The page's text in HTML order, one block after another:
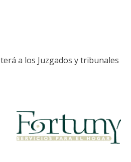
a los Juzgados y tribunales